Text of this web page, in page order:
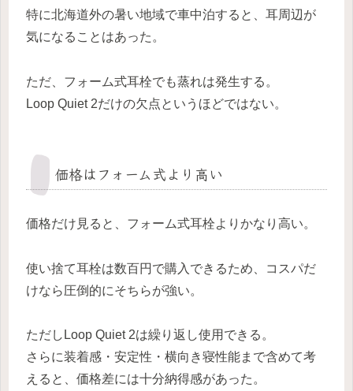
特に北海道外の暑い地域で車中泊すると、耳周辺が
気になることはあった。
ただ、フォーム式耳栓でも蒸れは発生する。
Loop Quiet 2だけの欠点というほどではない。
価格はフォーム式より高い
価格だけ見ると、フォーム式耳栓よりかなり高い。
使い捨て耳栓は数百円で購入できるため、コスパだ
けなら圧倒的にそちらが強い。
ただしLoop Quiet 2は繰り返し使用できる。
さらに装着感・安定性・横向き寝性能まで含めて考
えると、価格差には十分納得感があった。